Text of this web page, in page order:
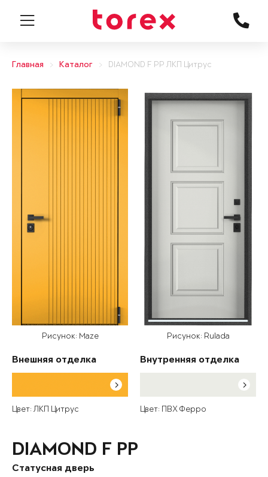
Главная Каталог DIAMOND F PP ЛКП Цитрус
Рисунок: Maze
Внешняя отделка
Цвет: ЛКП Цитрус
Рисунок: Rulada
Внутренняя отделка
Цвет: ПВХ Ферро
DIAMOND F PP
Статусная дверь